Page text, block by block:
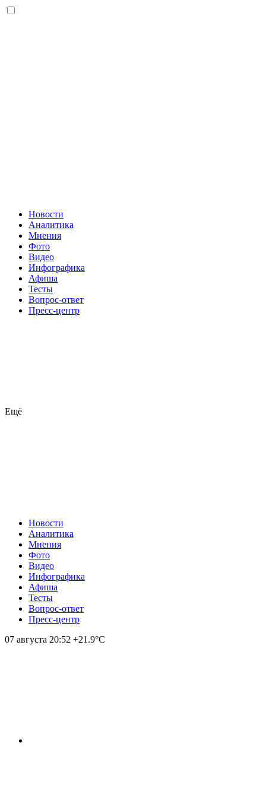
Новости
Аналитика
Мнения
Фото
Видео
Инфографика
Афиша
Тесты
Вопрос-ответ
Пресс-центр
Ещё
Новости
Аналитика
Мнения
Фото
Видео
Инфографика
Афиша
Тесты
Вопрос-ответ
Пресс-центр
07 августа 20:52 +21.9°С